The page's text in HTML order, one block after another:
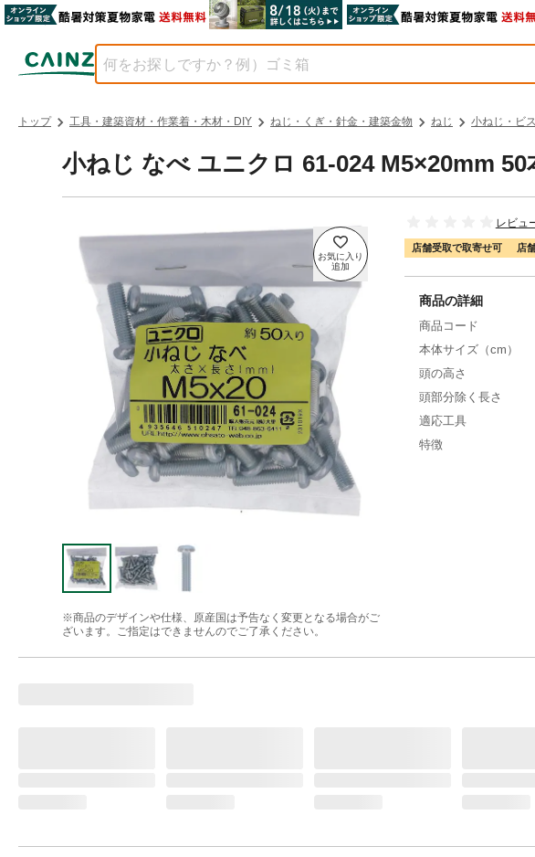
トップ 工具・建築資材・作業着・木材・DIY ねじ・くぎ・針金・建築金物 ねじ 小ねじ・ビス
小ねじ なべ ユニクロ 61-024 M5×20mm 50
※商品のデザインや仕様、原産国は予告なく変更となる場合がご
ざいます。ご指定はできませんのでご了承ください。
レビュ
店舗受取で取寄せ可 店
商品の詳細
商品コード
本体サイズ（cm）
頭の高さ
頭部分除く長さ
適応工具
特徴